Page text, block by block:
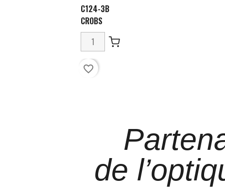
C124-3B
CROBS
favorite_border
de